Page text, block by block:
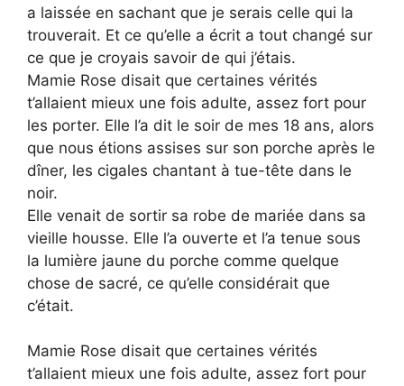
a laissée en sachant que je serais celle qui la
trouverait. Et ce qu’elle a écrit a tout changé sur
ce que je croyais savoir de qui j’étais.
Mamie Rose disait que certaines vérités
t’allaient mieux une fois adulte, assez fort pour
les porter. Elle l’a dit le soir de mes 18 ans, alors
que nous étions assises sur son porche après le
dîner, les cigales chantant à tue-tête dans le
noir.
Elle venait de sortir sa robe de mariée dans sa
vieille housse. Elle l’a ouverte et l’a tenue sous
la lumière jaune du porche comme quelque
chose de sacré, ce qu’elle considérait que
c’était.
Mamie Rose disait que certaines vérités
t’allaient mieux une fois adulte, assez fort pour